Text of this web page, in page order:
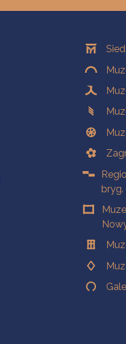
Oddziały
bryg.